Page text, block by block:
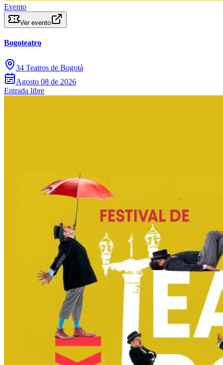
Evento
Ver evento
Bogoteatro
34 Teatros de Bogotá
Agosto 08 de 2026
Entrada libre